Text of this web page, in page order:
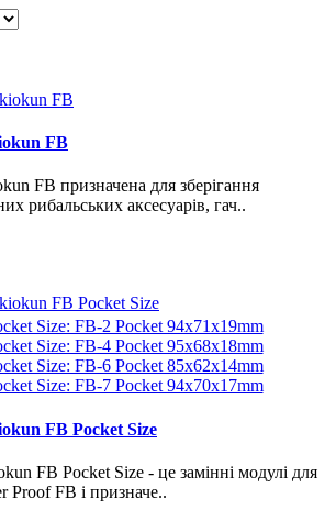
FB
FB призначена для зберігання
рибальських аксесуарів, гач..
FB Pocket Size
FB Pocket Size - це замінні модулі для
Proof FB і призначе..